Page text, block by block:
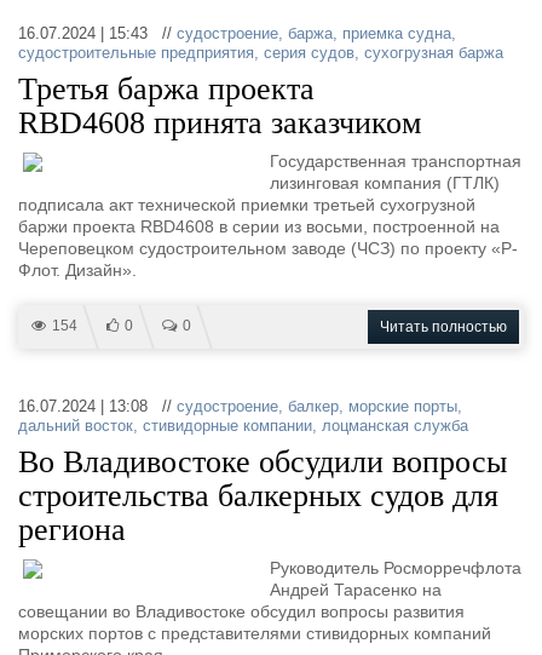
16.07.2024 | 15:43 // судостроение, баржа, приемка судна,
судостроительные предприятия, серия судов, сухогрузная баржа
Третья баржа проекта
RBD4608 принята заказчиком
Государственная транспортная
лизинговая компания (ГТЛК)
подписала акт технической приемки третьей сухогрузной
баржи проекта RBD4608 в серии из восьми, построенной на
Череповецком судостроительном заводе (ЧСЗ) по проекту «Р-
Флот. Дизайн».
154 0 0 Читать полностью
16.07.2024 | 13:08 // судостроение, балкер, морские порты,
дальний восток, стивидорные компании, лоцманская служба
Во Владивостоке обсудили вопросы
строительства балкерных судов для
региона
Руководитель Росморречфлота
Андрей Тарасенко на
совещании во Владивостоке обсудил вопросы развития
морских портов с представителями стивидорных компаний